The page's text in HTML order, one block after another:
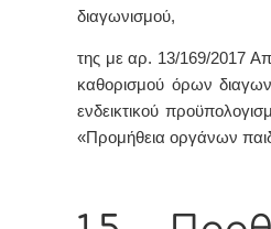
διαγωνισμού,
της με αρ. 13/169/2017
καθορισμού όρων
ενδεικτικού
«Προμήθεια οργάνων